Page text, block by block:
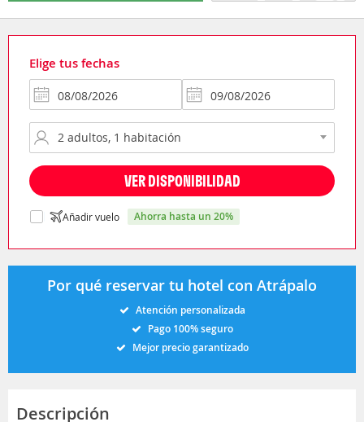
Elige tus fechas
VER DISPONIBILIDAD
Añadir vuelo ahorra hasta un 20%
Por qué reservar tu hotel con Atrápalo
Atención personalizada
Pago 100% seguro
Mejor precio garantizado
Descripción